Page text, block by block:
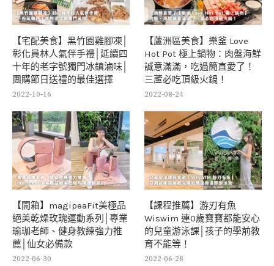
【宅配美食】黑竹園雞腳凍│
彰化員林人氣伴手禮│延續四
十年的老字號獨門冰鎮滷味│
團購節日送禮的最佳選擇
2022-10-16
【蘆洲區美食】樂釜 Love
Hot Pot 極上鍋物：肉盤海鮮
誠意滿滿，吃過簡直愛了！
三蘆必吃頂級火鍋！
2022-08-24
【開箱】magipeaFit美極品
絕美乾燥玫瑰運動系列│專業
瑜珈老師、健身教練強力推
薦│仙女必備款
2022-06-30
【課程推薦】游刃有魚
Wiswim 連0歲寶寶都能安心
的兒童游泳課│孩子的學前教
育不能等！
2022-06-28